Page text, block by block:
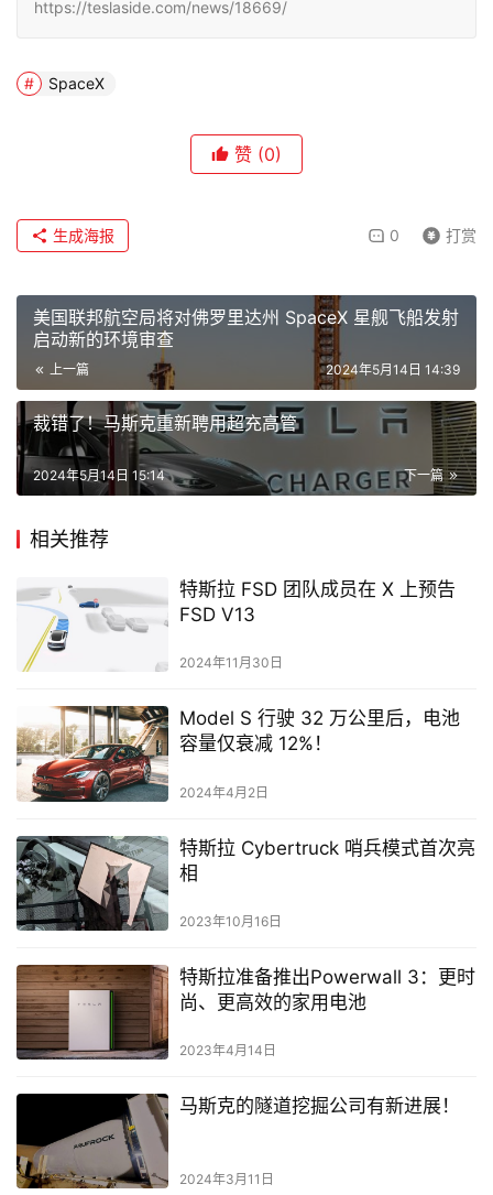
https://teslaside.com/news/18669/
SpaceX
赞 (0)
0 打赏
生成海报
美国联邦航空局将对佛罗里达州 SpaceX 星舰飞船发射
启动新的环境审查
上一篇 2024年5月14日 14:39
裁错了！马斯克重新聘用超充高管
下一篇
2024年5月14日 15:14
相关推荐
特斯拉 FSD 团队成员在 X 上预告
FSD V13
2024年11月30日
Model S 行驶 32 万公里后，电池
容量仅衰减 12%！
2024年4月2日
特斯拉 Cybertruck 哨兵模式首次亮
相
2023年10月16日
特斯拉准备推出Powerwall 3：更时
尚、更高效的家用电池
2023年4月14日
马斯克的隧道挖掘公司有新进展！
2024年3月11日